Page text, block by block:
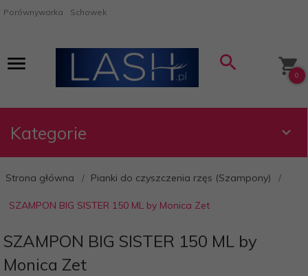
Porównywarka Schowek
0
Kategorie
Strona główna Pianki do czyszczenia rzęs (Szampony)
SZAMPON BIG SISTER 150 ML by Monica Zet
SZAMPON BIG SISTER 150 ML by
Monica Zet